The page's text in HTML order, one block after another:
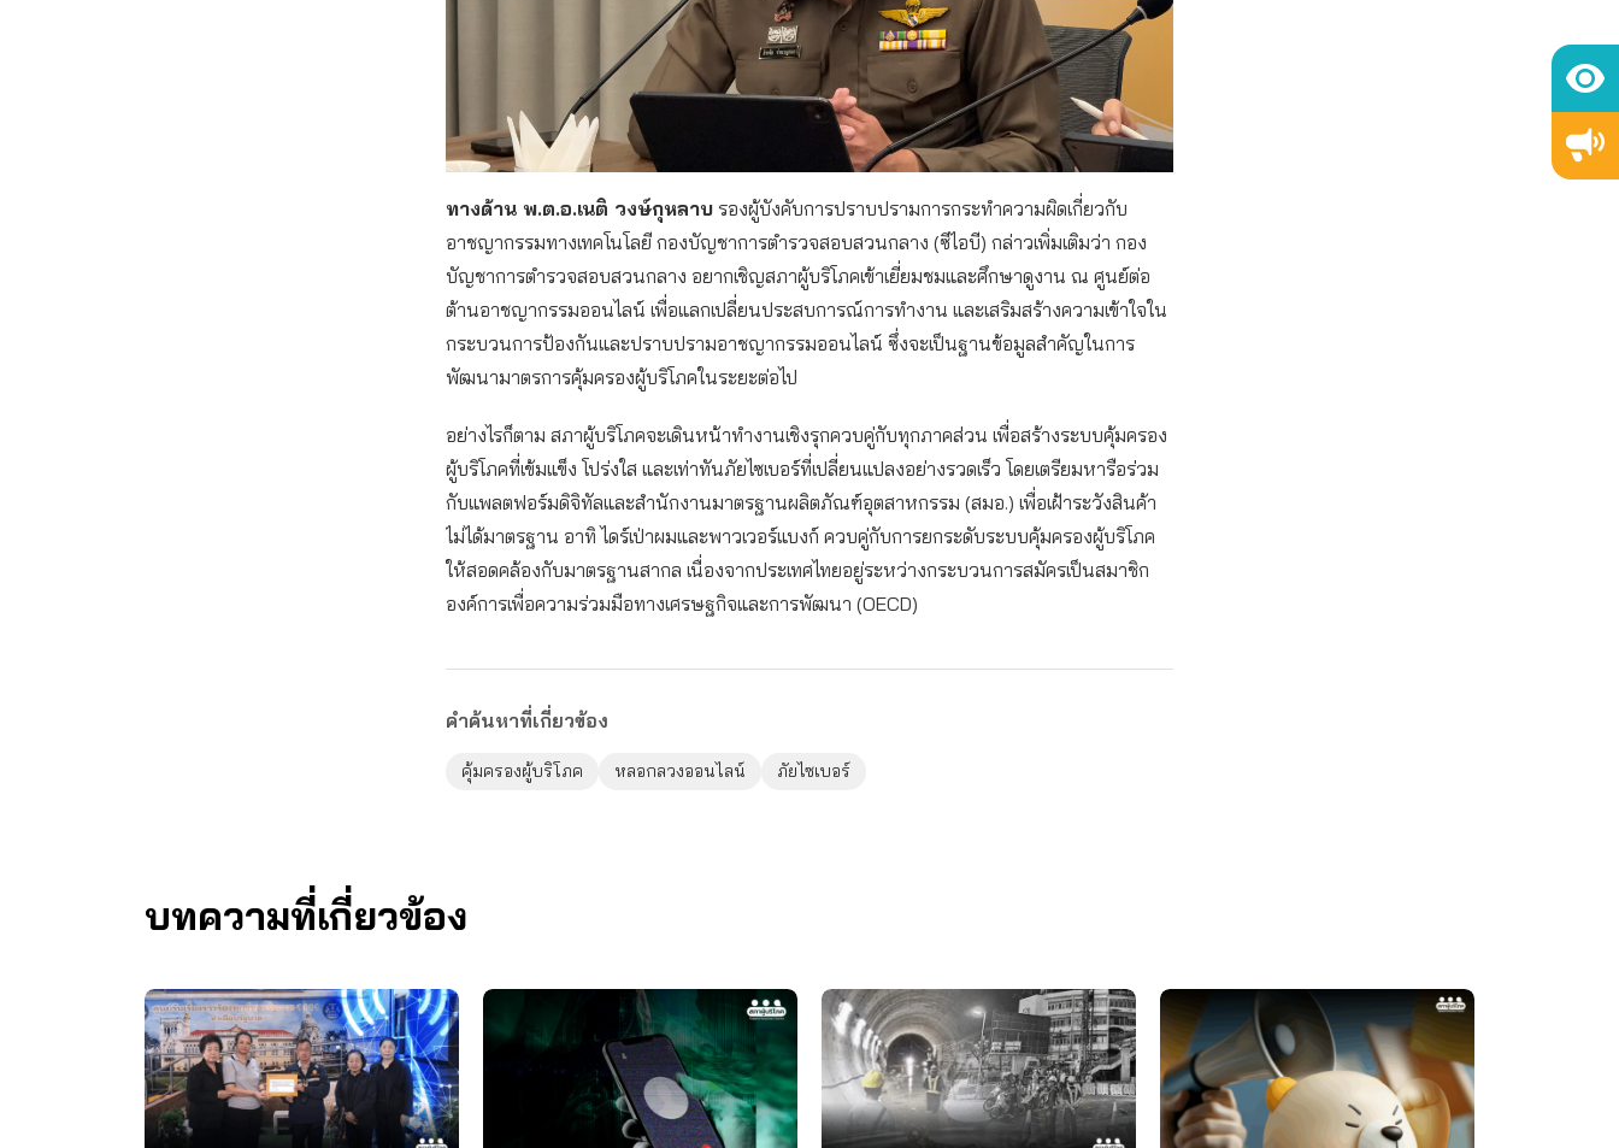
ทางด้าน พ.ต.อ.เนติ วงษ์กุหลาบ รองผู้บังคับการปราบปรามการกระทำความผิดเกี่ยวกับ
อาชญากรรมทางเทคโนโลยี กองบัญชาการตำรวจสอบสวนกลาง (ซีไอบี) กล่าวเพิ่มเติมว่า กอง
บัญชาการตำรวจสอบสวนกลาง อยากเชิญสภาผู้บริโภคเข้าเยี่ยมชมและศึกษาดูงาน ณ ศูนย์ต่อ
ต้านอาชญากรรมออนไลน์ เพื่อแลกเปลี่ยนประสบการณ์การทำงาน และเสริมสร้างความเข้าใจใน
กระบวนการป้องกันและปราบปรามอาชญากรรมออนไลน์ ซึ่งจะเป็นฐานข้อมูลสำคัญในการ
พัฒนามาตรการคุ้มครองผู้บริโภคในระยะต่อไป
อย่างไรก็ตาม สภาผู้บริโภคจะเดินหน้าทำงานเชิงรุกควบคู่กับทุกภาคส่วน เพื่อสร้างระบบคุ้มครอง
ผู้บริโภคที่เข้มแข็ง โปร่งใส และเท่าทันภัยไซเบอร์ที่เปลี่ยนแปลงอย่างรวดเร็ว โดยเตรียมหารือร่วม
กับแพลตฟอร์มดิจิทัลและสำนักงานมาตรฐานผลิตภัณฑ์อุตสาหกรรม (สมอ.) เพื่อเฝ้าระวังสินค้า
ไม่ได้มาตรฐาน อาทิ ไดร์เป่าผมและพาวเวอร์แบงก์ ควบคู่กับการยกระดับระบบคุ้มครองผู้บริโภค
ให้สอดคล้องกับมาตรฐานสากล เนื่องจากประเทศไทยอยู่ระหว่างกระบวนการสมัครเป็นสมาชิก
องค์การเพื่อความร่วมมือทางเศรษฐกิจและการพัฒนา (OECD)
คำค้นหาที่เกี่ยวข้อง
คุ้มครองผู้บริโภค หลอกลวงออนไลน์ ภัยไซเบอร์
บทความที่เกี่ยวข้อง